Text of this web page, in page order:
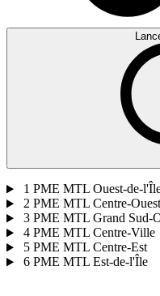
1 PME MTL Ouest-de-
2 PME MTL Centre-Ouest
3 PME MTL Grand Sud-
4 PME MTL Centre-Ville
5 PME MTL Centre-Est
6 PME MTL Est-de-l'Île